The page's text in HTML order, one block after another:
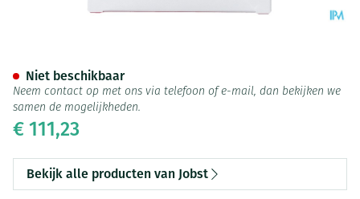
€ 111,23
Niet beschikbaar
Neem contact op met ons via telefoon of e-mail, dan bekijken we
samen de mogelijkheden.
Bekijk alle producten van Jobst